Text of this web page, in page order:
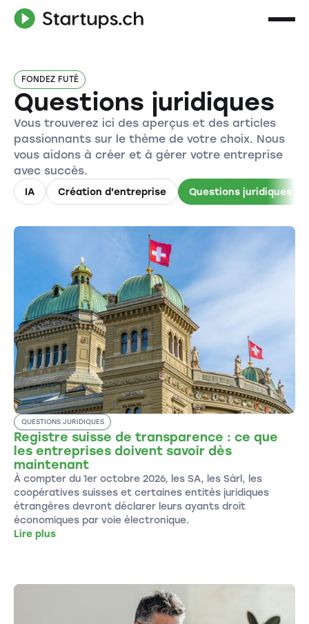
FONDEZ FUTÉ
Questions juridiques
Vous trouverez ici des aperçus et des articles
passionnants sur le thème de votre choix. Nous
vous aidons à créer et à gérer votre entreprise
avec succès.
IA Création d'entreprise Questions juridiques
QUESTIONS JURIDIQUES
Registre suisse de transparence : ce que
les entreprises doivent savoir dès
maintenant
À compter du 1er octobre 2026, les SA, les Sàrl, les
coopératives suisses et certaines entités juridiques
étrangères devront déclarer leurs ayants droit
économiques par voie électronique.
Lire plus